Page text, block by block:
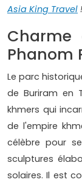
Asia King Travel !
Phanom
Le parc
de Buriram en
khmers qui
de l'empire
célèbre pour
sculptures
solaires. Il est